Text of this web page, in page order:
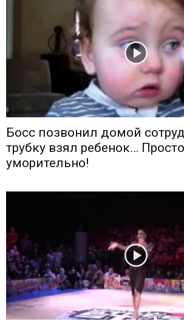
Босс позвонил домой
трубку взял ребенок… Просто
уморительно!